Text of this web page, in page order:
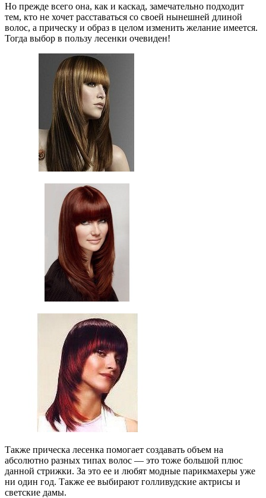
Но прежде всего она, как и каскад, замечательно подходит
тем, кто не хочет расставаться со своей нынешней длиной
волос, а прическу и образ в целом изменить желание имеется.
Тогда выбор в пользу лесенки очевиден!
Также прическа лесенка помогает создавать объем на
абсолютно разных типах волос — это тоже большой плюс
данной стрижки. За это ее и любят модные парикмахеры уже
ни один год. Также ее выбирают голливудские актрисы и
светские дамы.